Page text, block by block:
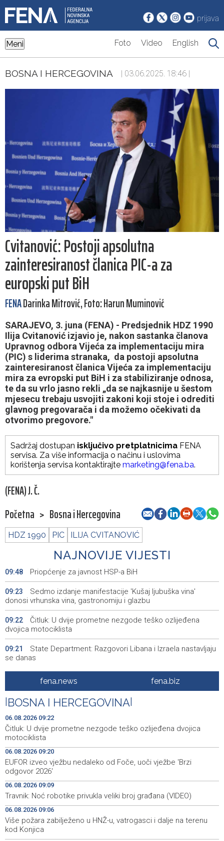
prijava
Meni Foto Video English
BOSNA I HERCEGOVINA | 03.06.2025. 18:46 |
Cvitanović: Postoji apsolutna
zainteresiranost članica PIC-a za
europski put BiH
FENADarinka Mitrović, Foto: Harun Muminović
SARAJEVO, 3. juna (FENA) - Predsjednik HDZ 1990
Ilija Cvitanović izjavio je, nakon sastanka članova
Upravnog odbora Vijeća za implementaciju mira
(PIC) s liderima stranaka, da postoji apsolutna
zainteresiranost članica Vijeća za implementaciju
mira za evropski put BiH i za stabiliziranje odnosa,
te da su vrlo jasno rekli „da se najkasnije u šestom
mjesecu trebaju usvojiti zakoni koji stoje i odrediti
glavnog pregovarača i da možemo očekivati da
otvorimo pregovore."
Sadržaj dostupan isključivo pretplatnicima FENA
servisa. Za više informacija o načinu i uslovima
korištenja servisa kontaktirajte marketing@fena.ba.
(FENA) J. Č.
Početna > Bosna i Hercegovina
HDZ 1990 PIC ILIJA CVITANOVIĆ
NAJNOVIJE VIJESTI
09:48 Priopćenje za javnost HSP-a BiH
09:23
Sedmo izdanje manifestacije 'Kušaj ljubuška vina'
donosi vrhunska vina, gastronomiju i glazbu
09:22
Čitluk: U dvije prometne nezgode teško ozlijeđena
dvojica motociklista
09:21
State Department: Razgovori Libana i Izraela nastavljaju
se danas
Profit Commerzbanke se skoro udvostručio usljed
zahuktavanja ponude UniCredita za preuzimanje
09:20
EUFOR izveo vježbu nedaleko od Foče, uoči vježbe 'Brzi
odgovor 2026'
09:10
Kantonalni ured Zenica jedini prikupio više poreza nego
09:09 Travnik: Noć robotike privukla veliki broj građana (VIDEO)
09:06
Više požara zabilježeno u HNŽ-u, vatrogasci i dalje na
terenu kod Konjica
08:59
Danas u BiH sunčano i vruće, temperature od 34 do 41
stepen
fena.news fena.biz
BOSNA I HERCEGOVINA
06.08.2026 09:22
Čitluk: U dvije prometne nezgode teško ozlijeđena dvojica
motociklista
06.08.2026 09:20
EUFOR izveo vježbu nedaleko od Foče, uoči vježbe 'Brzi
odgovor 2026'
06.08.2026 09:09
Travnik: Noć robotike privukla veliki broj građana (VIDEO)
06.08.2026 09:06
Više požara zabilježeno u HNŽ-u, vatrogasci i dalje na terenu
kod Konjica